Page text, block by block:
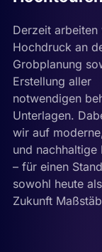
Derzeit
Hochdruck an
Grobplanung
Erstellung aller
notwendigen
Unterlagen.
wir auf
und nachhaltige
– für einen
sowohl heute
Zukunft